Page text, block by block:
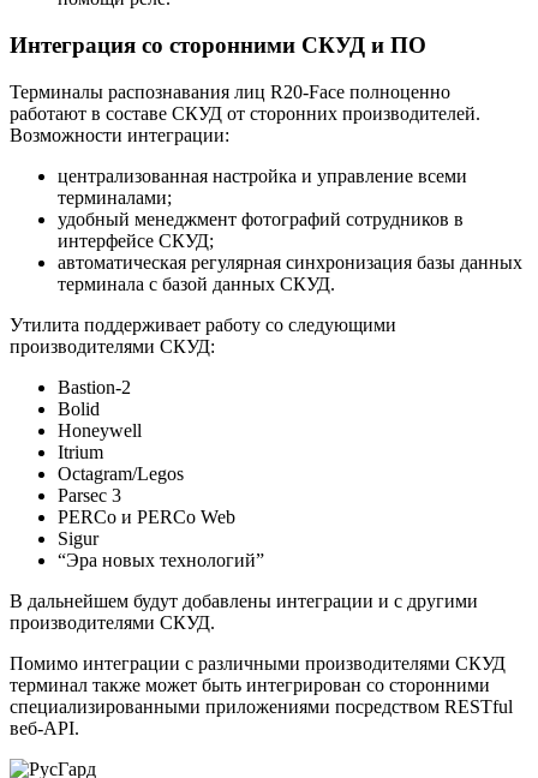
Интеграция со сторонними СКУД и ПО
Терминалы распознавания лиц R20-Face полноценно
работают в составе СКУД от сторонних производителей.
Возможности интеграции:
централизованная настройка и управление всеми
терминалами;
удобный менеджмент фотографий сотрудников в
интерфейсе СКУД;
автоматическая регулярная синхронизация базы данных
терминала с базой данных СКУД.
Утилита поддерживает работу со следующими
производителями СКУД:
Bastion-2
Bolid
Honeywell
Itrium
Octagram/Legos
Parsec 3
PERCo и PERCo Web
Sigur
“Эра новых технологий”
В дальнейшем будут добавлены интеграции и с другими
производителями СКУД.
Помимо интеграции с различными производителями СКУД
терминал также может быть интегрирован со сторонними
специализированными приложениями посредством RESTful
веб-API.